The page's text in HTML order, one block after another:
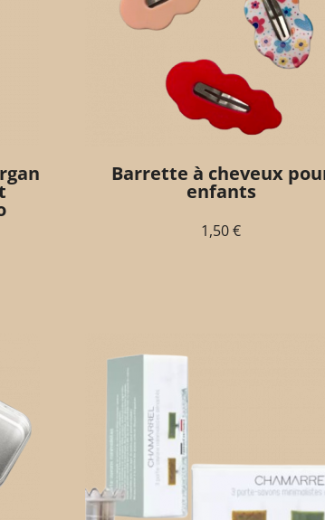
Barrette à cheveux
enfants
1,50€